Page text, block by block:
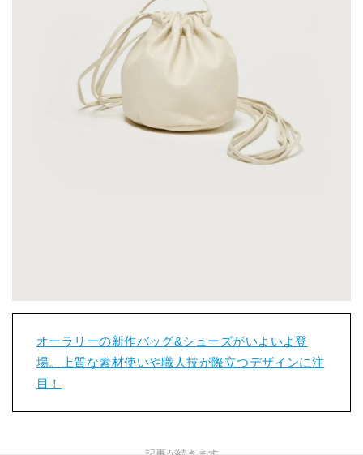
オーラリーの新作バッグ&シューズがいよいよ登
場。上質な素材使いや職人技が際立つデザインに注
目！